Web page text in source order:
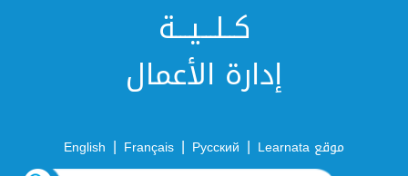
كــلـــيـــة
إدارة الأعمال
موقع Learnata |
Русский
|
Français
|
English